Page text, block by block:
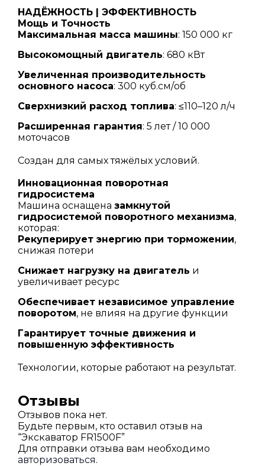
НАДЁЖНОСТЬ | ЭФФЕКТИВНОСТЬ
Мощь и Точность
Максимальная масса машины: 150 000 кг
Высокомощный двигатель: 680 кВт
Увеличенная производительность
основного насоса: 300 куб.см/об
Сверхнизкий расход топлива: ≤110–120 л/ч
Расширенная гарантия: 5 лет / 10 000
моточасов
Создан для самых тяжёлых условий.
Инновационная поворотная
гидросистема
Машина оснащена замкнутой
гидросистемой поворотного механизма,
которая:
Рекуперирует энергию при торможении,
снижая потери
Снижает нагрузку на двигатель и
увеличивает ресурс
Обеспечивает независимое управление
поворотом, не влияя на другие функции
Гарантирует точные движения и
повышенную эффективность
Технологии, которые работают на результат.
Отзывы
Отзывов пока нет.
Будьте первым, кто оставил отзыв на
“Экскаватор FR1500F”
Для отправки отзыва вам необходимо
авторизоваться.